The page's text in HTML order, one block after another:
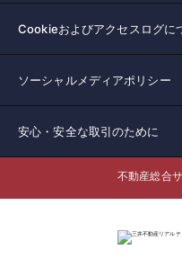
Cookieおよびアクセスログに
ソーシャルメディアポリシー
安心・安全な取引のために
不動産総合